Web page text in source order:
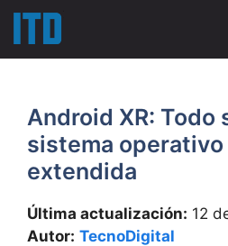
Saltar
contenido
Android XR: Todo
sistema
extendida
Última actualización: 12
Autor: TecnoDigital